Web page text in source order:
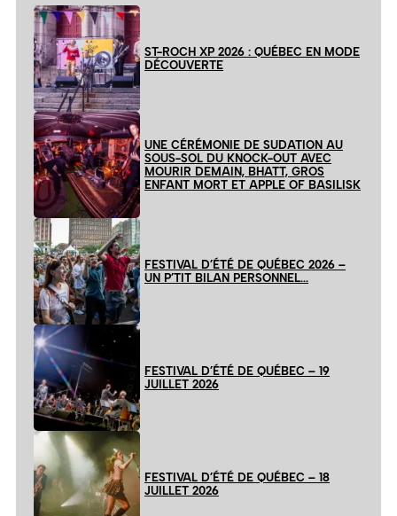
ST-ROCH XP 2026 : QUÉBEC EN MODE
DÉCOUVERTE
UNE CÉRÉMONIE DE SUDATION AU
SOUS-SOL DU KNOCK-OUT AVEC
MOURIR DEMAIN, BHATT, GROS
ENFANT MORT ET APPLE OF BASILISK
FESTIVAL D’ÉTÉ DE QUÉBEC 2026 –
UN P’TIT BILAN PERSONNEL…
FESTIVAL D’ÉTÉ DE QUÉBEC – 19
JUILLET 2026
FESTIVAL D’ÉTÉ DE QUÉBEC – 18
JUILLET 2026